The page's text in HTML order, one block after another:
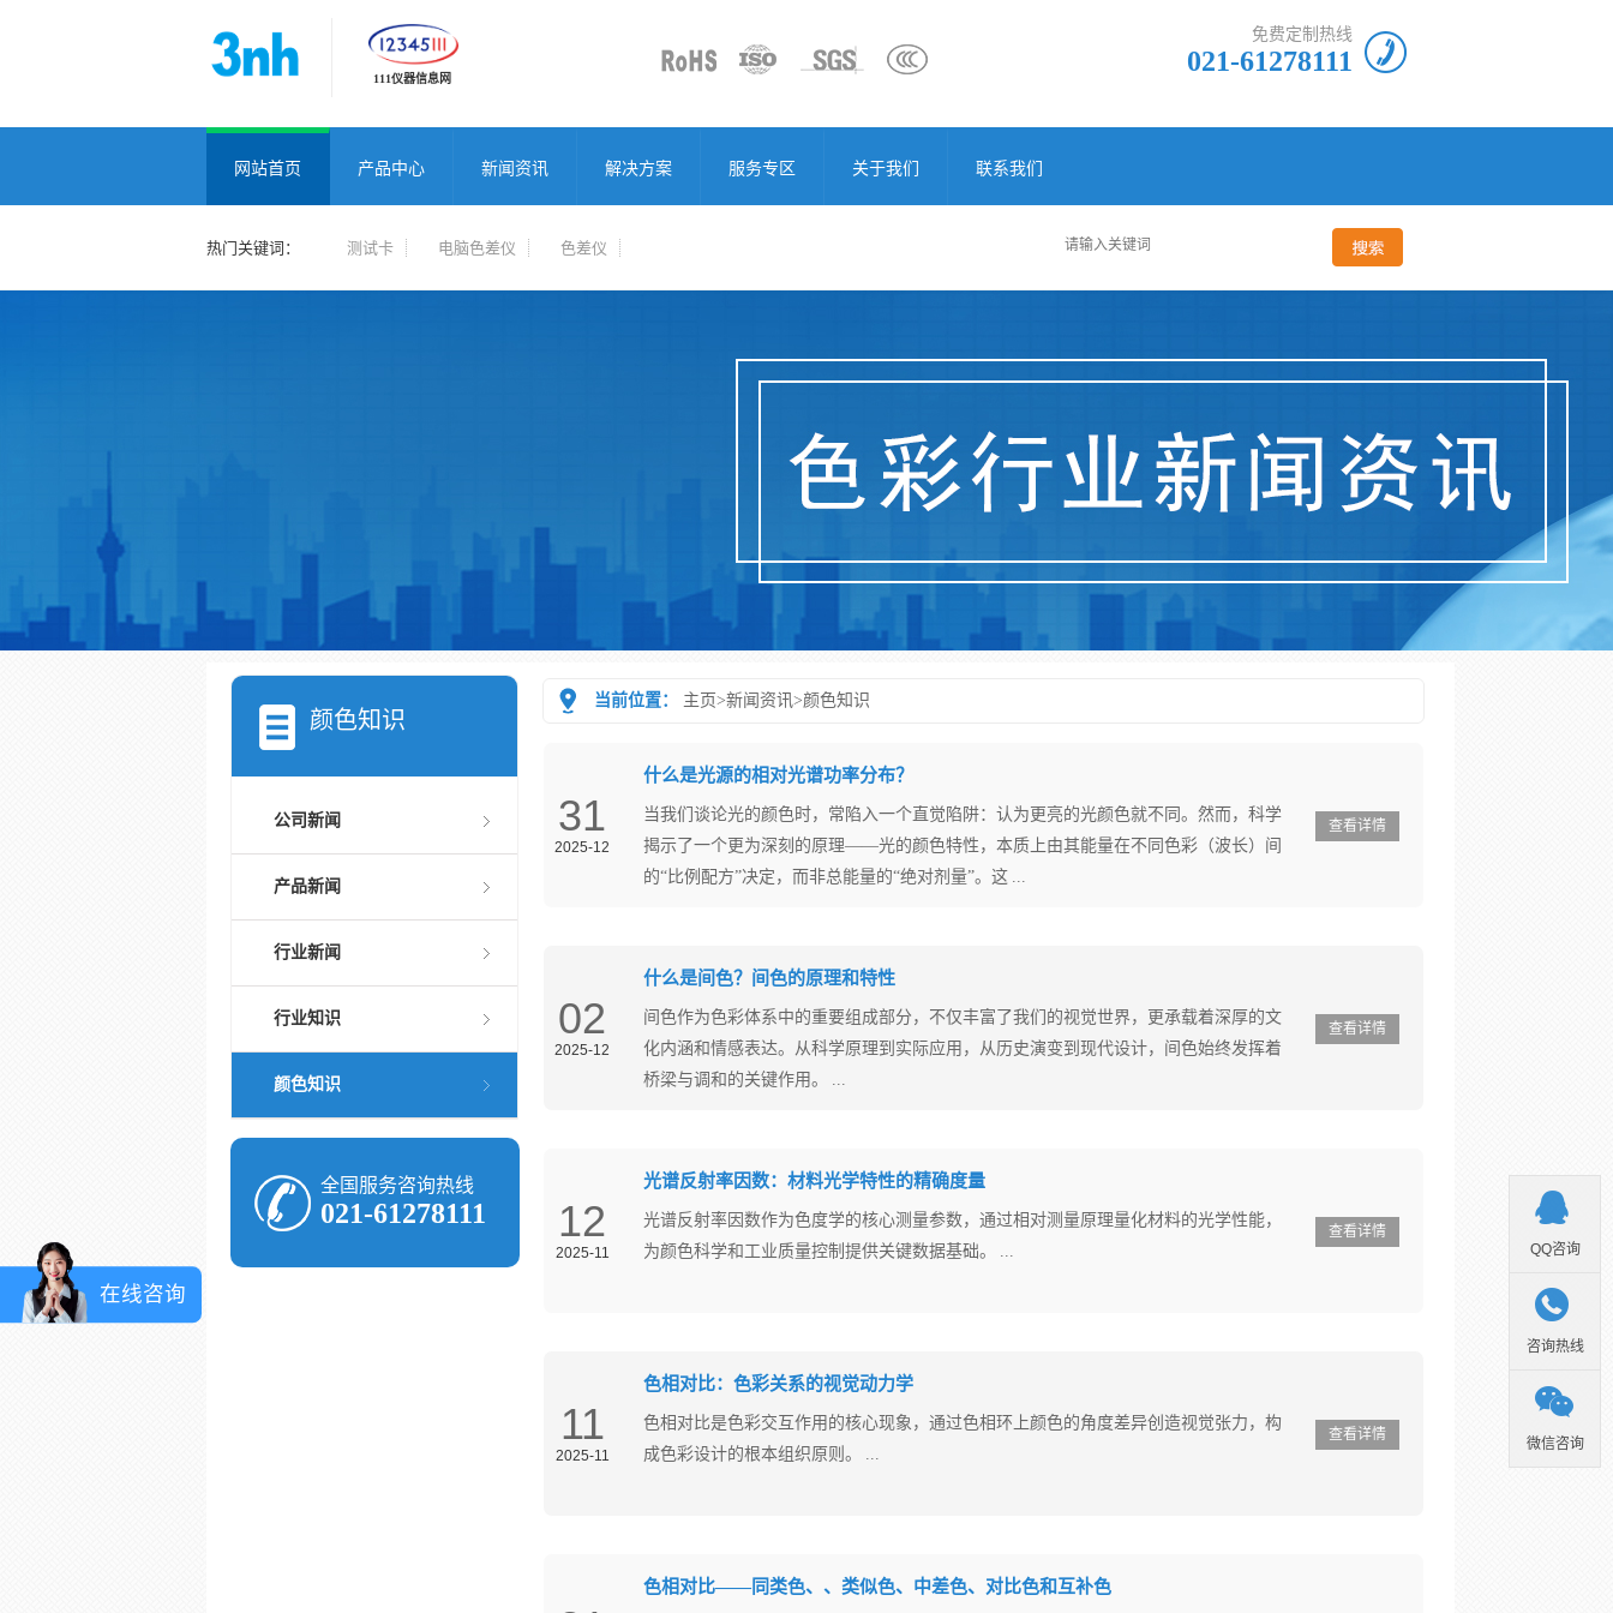
111仪器信息网
免费定制热线
021-61278111
网站首页 产品中心 新闻资讯 解决方案 服务专区 关于我们 联系我们
热门关键词： 测试卡 电脑色差仪 色差仪
当前位置： 主页>新闻资讯>颜色知识
查看详情
31
2025-12
什么是光源的相对光谱功率分布？
当我们谈论光的颜色时，常陷入一个直觉陷阱：认为更亮的光颜色就不同。然而，科学
揭示了一个更为深刻的原理——光的颜色特性，本质上由其能量在不同色彩（波长）间
的“比例配方”决定，而非总能量的“绝对剂量”。这 ...
查看详情
02
2025-12
什么是间色？间色的原理和特性
间色作为色彩体系中的重要组成部分，不仅丰富了我们的视觉世界，更承载着深厚的文
化内涵和情感表达。从科学原理到实际应用，从历史演变到现代设计，间色始终发挥着
桥梁与调和的关键作用。 ...
查看详情
12
2025-11
光谱反射率因数：材料光学特性的精确度量
光谱反射率因数作为色度学的核心测量参数，通过相对测量原理量化材料的光学性能，
为颜色科学和工业质量控制提供关键数据基础。 ...
查看详情
11
2025-11
色相对比：色彩关系的视觉动力学
​色相对比是色彩交互作用的核心现象，通过色相环上颜色的角度差异创造视觉张力，构
成色彩设计的根本组织原则。 ...
色相对比——同类色、、类似色、中差色、对比色和互补色
颜色知识
公司新闻
产品新闻
行业新闻
行业知识
颜色知识
全国服务咨询热线
021-61278111 
QQ咨询

咨询热线

微信咨询
在线咨询